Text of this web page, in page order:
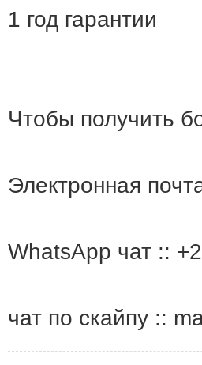
1 год гарантии
Чтобы получить
Электронная
WhatsApp чат ::
чат по скайпу ::